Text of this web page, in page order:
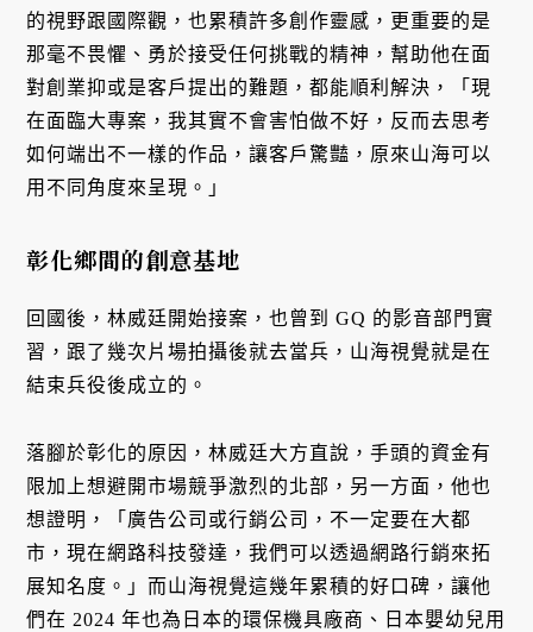
的視野跟國際觀，也累積許多創作靈感，更重要的是
那毫不畏懼、勇於接受任何挑戰的精神，幫助他在面
對創業抑或是客戶提出的難題，都能順利解決，「現
在面臨大專案，我其實不會害怕做不好，反而去思考
如何端出不一樣的作品，讓客戶驚豔，原來山海可以
用不同角度來呈現。」
彰化鄉間的創意基地
回國後，林威廷開始接案，也曾到 GQ 的影音部門實
習，跟了幾次片場拍攝後就去當兵，山海視覺就是在
結束兵役後成立的。
落腳於彰化的原因，林威廷大方直說，手頭的資金有
限加上想避開市場競爭激烈的北部，另一方面，他也
想證明，「廣告公司或行銷公司，不一定要在大都
市，現在網路科技發達，我們可以透過網路行銷來拓
展知名度。」而山海視覺這幾年累積的好口碑，讓他
們在 2024 年也為日本的環保機具廠商、日本嬰幼兒用